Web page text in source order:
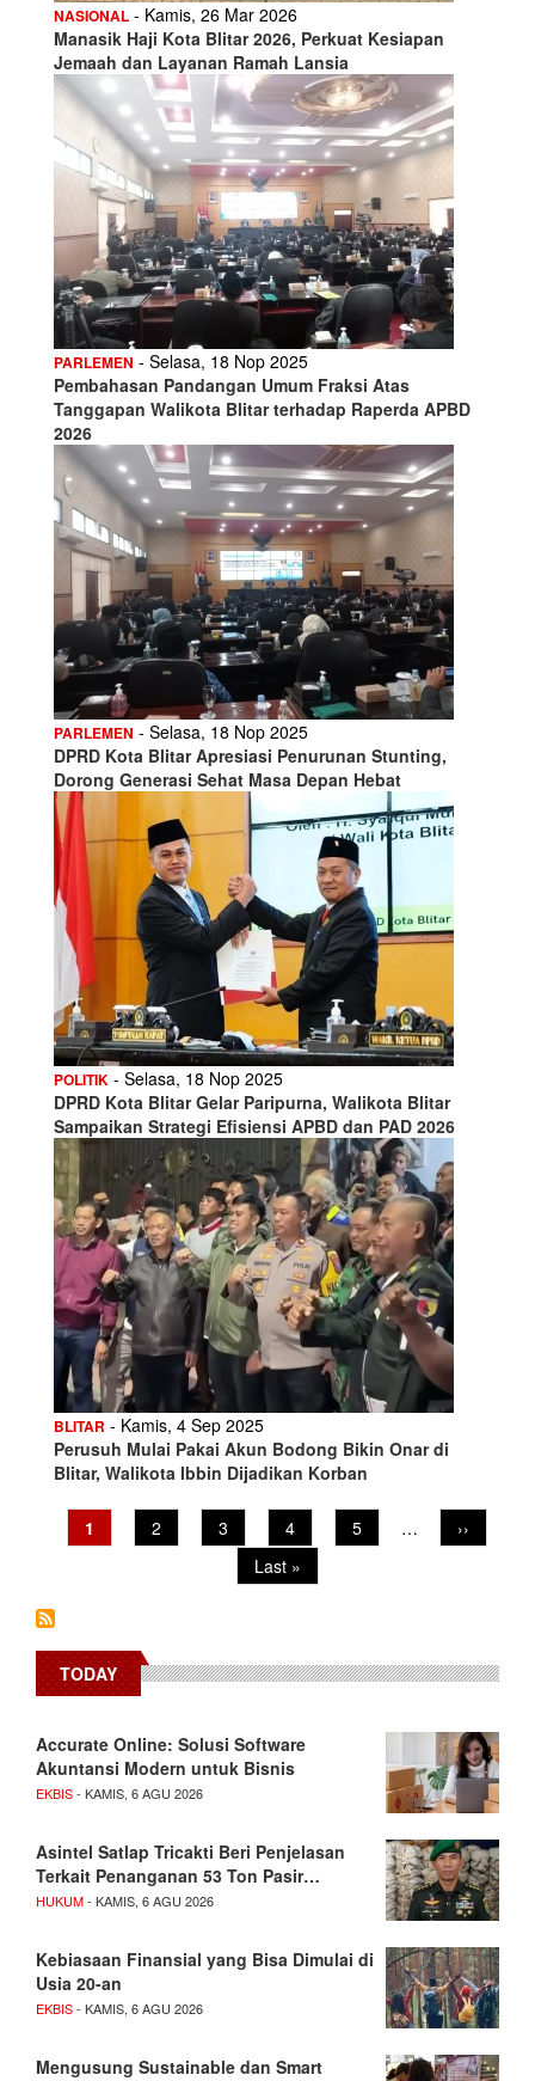
NASIONAL - Kamis, 26 Mar 2026
Manasik Haji Kota Blitar 2026, Perkuat Kesiapan
Jemaah dan Layanan Ramah Lansia
PARLEMEN - Selasa, 18 Nop 2025
Pembahasan Pandangan Umum Fraksi Atas
Tanggapan Walikota Blitar terhadap Raperda APBD
2026
PARLEMEN - Selasa, 18 Nop 2025
DPRD Kota Blitar Apresiasi Penurunan Stunting,
Dorong Generasi Sehat Masa Depan Hebat
POLITIK - Selasa, 18 Nop 2025
DPRD Kota Blitar Gelar Paripurna, Walikota Blitar
Sampaikan Strategi Efisiensi APBD dan PAD 2026
BLITAR - Kamis, 4 Sep 2025
Perusuh Mulai Pakai Akun Bodong Bikin Onar di
Blitar, Walikota Ibbin Dijadikan Korban
Pagination
Current
page
1 Page
2 Page
3 Page
4 Page
5 …
Next
page
››
Last
page
Last »
TODAY
Accurate Online: Solusi Software
Akuntansi Modern untuk Bisnis
EKBIS- KAMIS, 6 AGU 2026
Asintel Satlap Tricakti Beri Penjelasan
Terkait Penanganan 53 Ton Pasir…
HUKUM- KAMIS, 6 AGU 2026
Kebiasaan Finansial yang Bisa Dimulai di
Usia 20-an
EKBIS- KAMIS, 6 AGU 2026
Mengusung Sustainable dan Smart